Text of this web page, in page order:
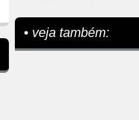
• veja também: